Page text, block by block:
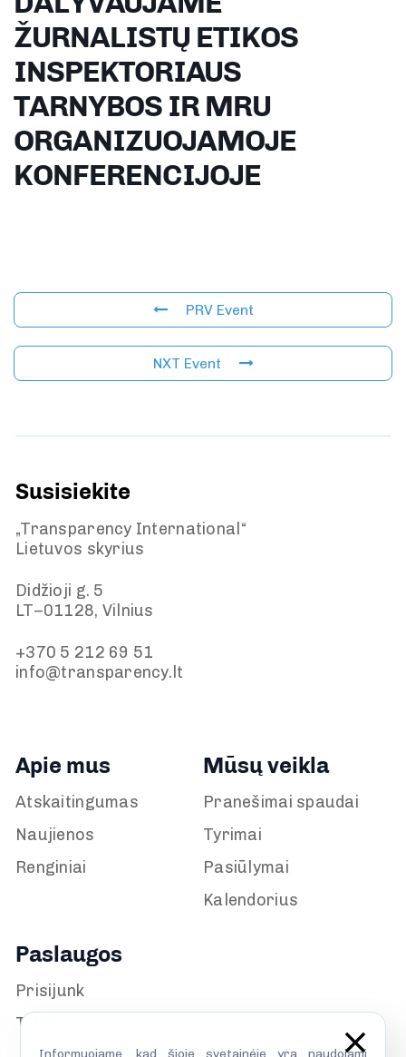
ŽURNALISTŲ ETIKOS
INSPEKTORIAUS
TARNYBOS IR MRU
ORGANIZUOJAMOJE
KONFERENCIJOJE
PRV Event
NXT Event
Susisiekite
„Transparency International“
Lietuvos skyrius
Didžioji g. 5
LT–01128, Vilnius
+370 5 212 69 51
info@transparency.lt
Apie mus
Atskaitingumas
Naujienos
Renginiai
Mūsų veikla
Pranešimai spaudai
Tyrimai
Pasiūlymai
Kalendorius
Paslaugos
Prisijunk
TILS biblioteka